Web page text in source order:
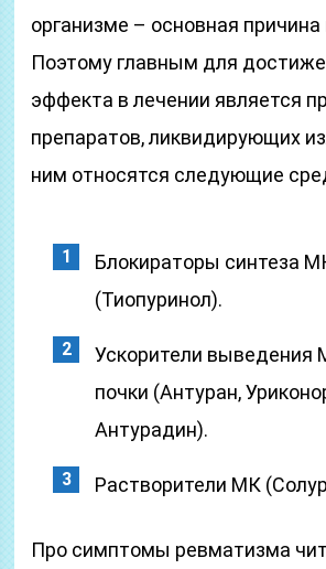
организме – основная
Поэтому главным для
эффекта в лечении является
препаратов, ликвидирующих
ним относятся следующие
Блокираторы синтеза
(Тиопуринол).
Ускорители выведения
почки (Антуран,
Антурадин).
Растворители МК
Про симптомы ревматизма